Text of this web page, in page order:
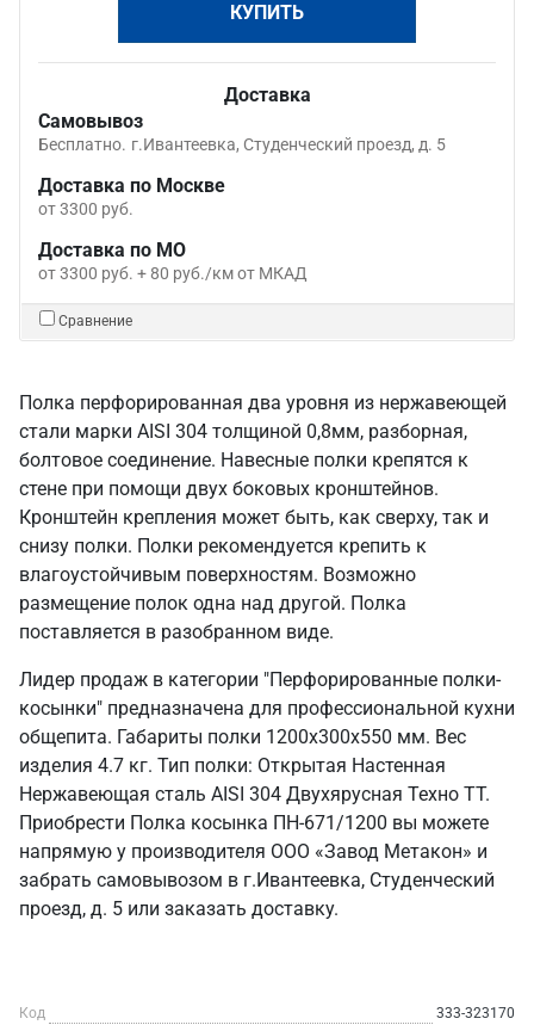
КУПИТЬ
Доставка
Самовывоз
Бесплатно. г.Ивантеевка, Студенческий проезд, д. 5
Доставка по Москве
от 3300 руб.
Доставка по МО
от 3300 руб. + 80 руб./км от МКАД
Сравнение
Полка перфорированная два уровня из нержавеющей
стали марки AISI 304 толщиной 0,8мм, разборная,
болтовое соединение. Навесные полки крепятся к
стене при помощи двух боковых кронштейнов.
Кронштейн крепления может быть, как сверху, так и
снизу полки. Полки рекомендуется крепить к
влагоустойчивым поверхностям. Возможно
размещение полок одна над другой. Полка
поставляется в разобранном виде.
Лидер продаж в категории "Перфорированные полки-
косынки" предназначена для профессиональной кухни
общепита. Габариты полки 1200х300х550 мм. Вес
изделия 4.7 кг. Тип полки: Открытая Настенная
Нержавеющая сталь AISI 304 Двухярусная Техно ТТ.
Приобрести Полка косынка ПН-671/1200 вы можете
напрямую у производителя ООО «Завод Метакон» и
забрать самовывозом в г.Ивантеевка, Студенческий
проезд, д. 5 или заказать доставку.
Код
333-323170